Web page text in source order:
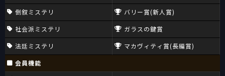
倒叙ミステリ
社会派ミステリ
法廷ミステリ
バリー賞(新人賞)
ガラスの鍵賞
マカヴィティ賞(長編賞)
会員機能